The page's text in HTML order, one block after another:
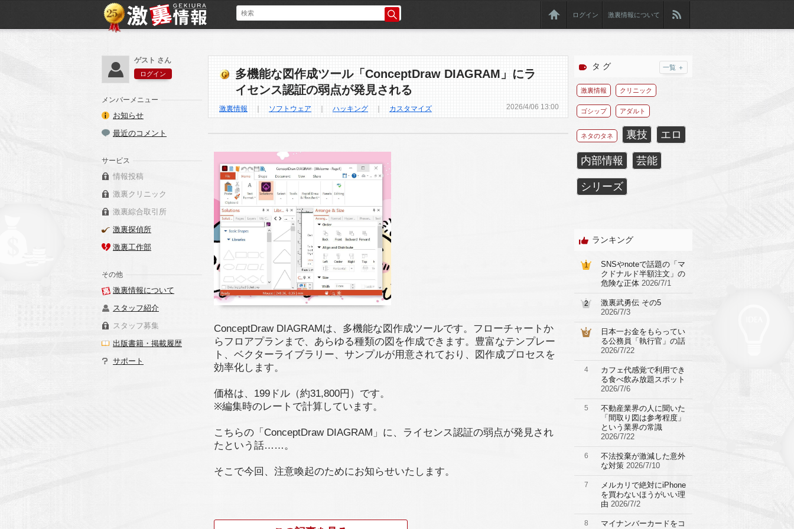
ログイン 激裏情報について
多機能な図作成ツール「ConceptDraw DIAGRAM」にラ
イセンス認証の弱点が発見される
激裏情報 ソフトウェア ハッキング｜ カスタマイズ 2026/4/06 13:00
ConceptDraw DIAGRAMは、多機能な図作成ツールです。フローチャートか
らフロアプランまで、あらゆる種類の図を作成できます。豊富なテンプレー
ト、ベクターライブラリー、サンプルが用意されており、図作成プロセスを
効率化します。
価格は、199ドル（約31,800円）です。
※編集時のレートで計算しています。
こちらの「ConceptDraw DIAGRAM」に、ライセンス認証の弱点が発見され
たという話……。
そこで今回、注意喚起のためにお知らせいたします。
ゲスト さん
ログイン
メンバーメニュー
お知らせ
最近のコメント
サービス
情報投稿
激裏クリニック
激裏綜合取引所
激裏探偵所
激裏工作部
その他
激裏情報について
スタッフ紹介
スタッフ募集
出版書籍・掲載履歴
サポート
タ グ 一覧 ＋
激裏情報 クリニック
ゴシップ アダルト
ネタのタネ 裏技 エロ
内部情報 芸能
シリーズ
ランキング
1
SNSやnoteで話題の「マ
クドナルド半額注文」の
危険な正体 2026/7/1
2
激裏武勇伝 その5
2026/7/3
3
日本一お金をもらってい
る公務員「執行官」の話
2026/7/22
4
カフェ代感覚で利用でき
る食べ飲み放題スポット
2026/7/6
5
不動産業界の人に聞いた
「間取り図は参考程度」
という業界の常識
2026/7/22
6
不法投棄が激減した意外
な対策 2026/7/10
7
メルカリで絶対にiPhone
を買わないほうがいい理
由 2026/7/2
8
マイナンバーカードをコ